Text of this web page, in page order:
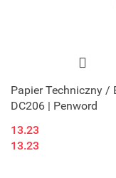
Papier Techniczny /
DC206 | Penword
13.23
13.23